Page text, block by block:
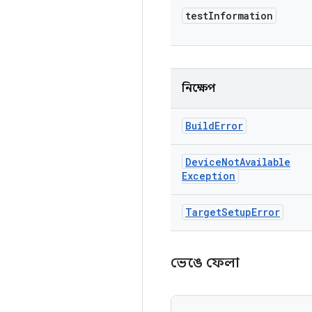
testInformation
নিক্ষেপ
BuildError
DeviceNotAvailable
Exception
TargetSetupError
ভেঙে ফেলা